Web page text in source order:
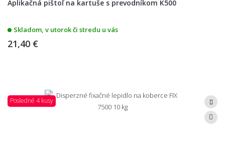
Aplikačná pištoľ na kartuše s prevodníkom K500
Skladom, v utorok či stredu u vás
21,40 €
Posledné 4 kusy